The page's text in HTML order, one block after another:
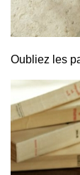
Oubliez les